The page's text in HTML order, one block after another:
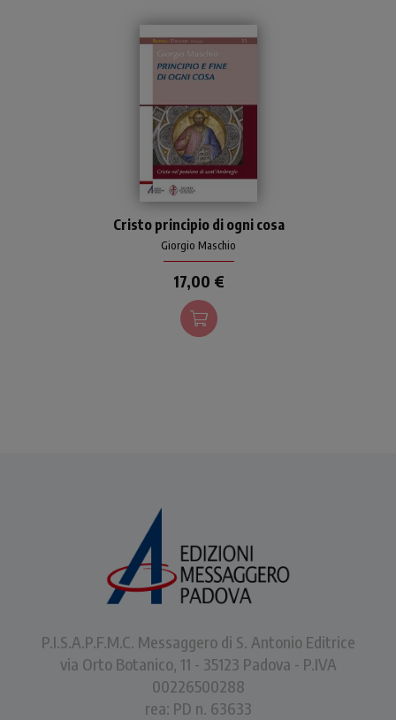
alla dottrina e alla
spiritualità di
sant'Ambrogio, una delle
figure più luminose della
storia della Chiesa.
Cristo principio di ogni cosa
Giorgio Maschio
17,00 €
P.I.S.A.P.F.M.C. Messaggero di S. Antonio Editrice
via Orto Botanico, 11 - 35123 Padova - P.IVA
00226500288
rea: PD n. 63633